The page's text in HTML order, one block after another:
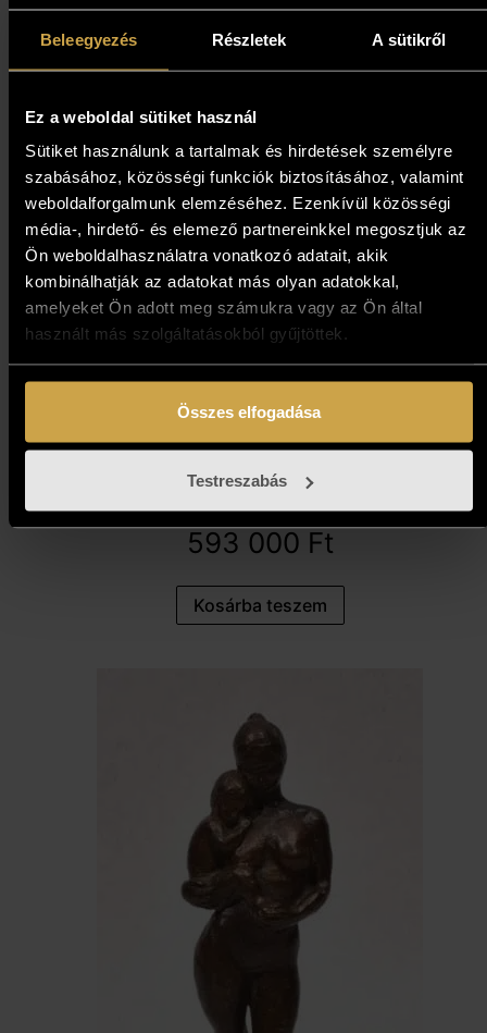
Beleegyezés Részletek A sütikről
Ez a weboldal sütiket használ
Sütiket használunk a tartalmak és hirdetések személyre
szabásához, közösségi funkciók biztosításához, valamint
weboldalforgalmunk elemzéséhez. Ezenkívül közösségi
média-, hirdető- és elemező partnereinkkel megosztjuk az
Ön weboldalhasználatra vonatkozó adatait, akik
kombinálhatják az adatokat más olyan adatokkal,
amelyeket Ön adott meg számukra vagy az Ön által
használt más szolgáltatásokból gyűjtöttek.
Összes elfogadása
Testreszabás
Kosárba teszem
Ludvig Dániel - Madárház
(80x80 cm)
593 000 Ft
Kosárba teszem